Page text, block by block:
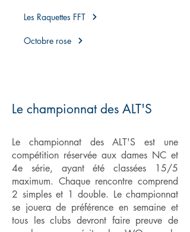
Les Raquettes FFT
Octobre rose
Le championnat des ALT'S
Le championnat des ALT'S est une
compétition réservée aux dames NC et
4e série, ayant été classées 15/5
maximum. Chaque rencontre comprend
2 simples et 1 double. Le championnat
se jouera de préférence en semaine et
tous les clubs devront faire preuve de